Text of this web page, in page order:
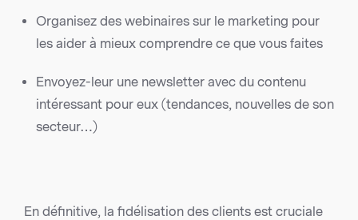
Organisez des webinaires sur le marketing pour
les aider à mieux comprendre ce que vous faites
Envoyez-leur une newsletter avec du contenu
intéressant pour eux (tendances, nouvelles de son
secteur…)
En définitive, la fidélisation des clients est cruciale